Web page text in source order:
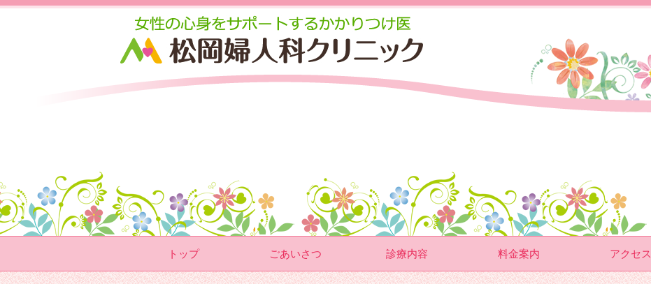
トップ ごあいさつ 診療内容 料金案内 アクセス